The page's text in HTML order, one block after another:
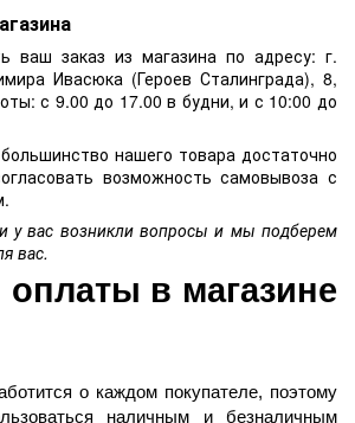
ваш заказ из магазина по адресу: г.
Ивасюка (Героев Сталинграда), 8,
с 9.00 до 17.00 в будни, и с 10:00 до
нашего товара достаточно
возможность самовывоза с
у вас возникли вопросы и мы подберем
вас.
о каждом покупателе, поэтому
наличным и безналичным